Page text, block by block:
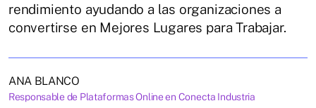
rendimiento ayudando a las organizaciones a
convertirse en Mejores Lugares para Trabajar.
ANA BLANCO
Responsable de Plataformas Online en Conecta Industria